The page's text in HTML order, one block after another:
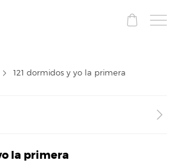
121 dormidos y yo la primera
la primera